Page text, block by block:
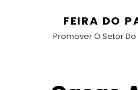
FEIRA DO
Promover O Setor